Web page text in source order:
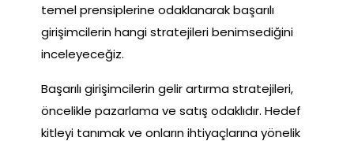
temel prensiplerine odaklanarak başarılı
girişimcilerin hangi stratejileri benimsediğini
inceleyeceğiz.
Başarılı girişimcilerin gelir artırma stratejileri,
öncelikle pazarlama ve satış odaklıdır. Hedef
kitleyi tanımak ve onların ihtiyaçlarına yönelik